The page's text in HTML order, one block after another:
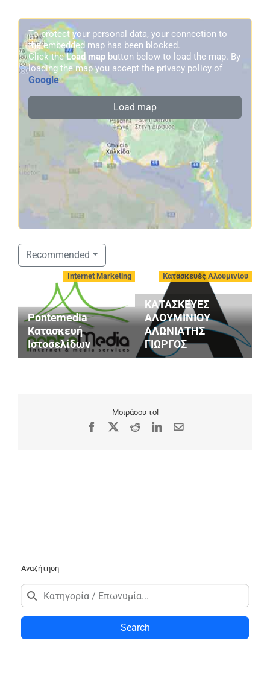
To protect your personal data, your connection to
the embedded map has been blocked.
Click theLoad map button below to load the map. By
loading the map you accept the privacy policy of
Google.
Load map
Recommended
Internet Marketing
Pontemedia
Κατασκευή
Ιστοσελίδων
Κατασκευές Αλουμινίου
ΚΑΤΑΣΚΕΥΕΣ
ΑΛΟΥΜΙΝΙΟΥ
ΑΛΩΝΙΑΤΗΣ
ΓΙΩΡΓΟΣ
Μοιράσου το!
Facebook RedditLinkedIn
Email
Αναζήτηση
Search